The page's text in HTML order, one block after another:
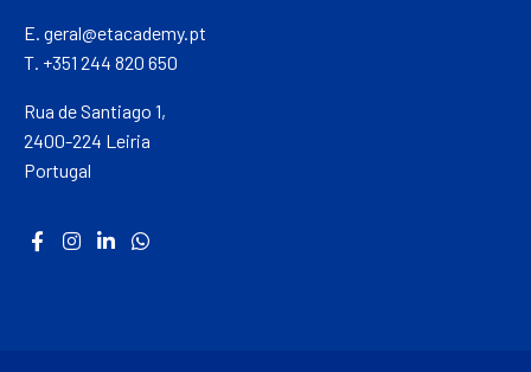
E. geral@etacademy.pt
T. +351 244 820 650
Rua de Santiago 1,
2400-224 Leiria
Portugal